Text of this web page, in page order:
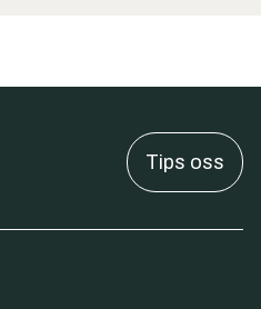
Tips oss